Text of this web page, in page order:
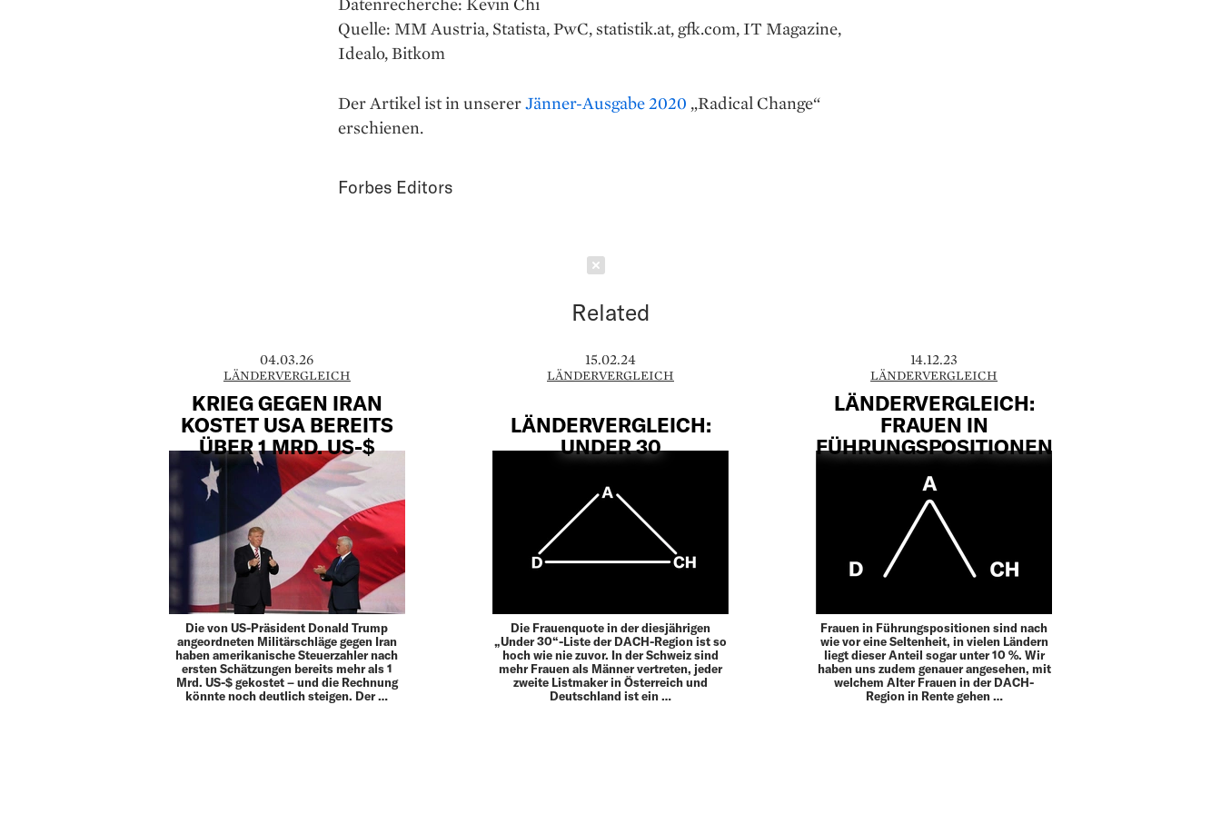
Quelle: MM Austria, Statista, PwC, statistik.at, gfk.com, IT Magazine,
Idealo, Bitkom
Der Artikel ist in unsererJänner-Ausgabe 2020 „Radical Change“
erschienen.
Forbes Editors
Related
04.03.26
LÄNDERVERGLEICH
KRIEG GEGEN IRAN
KOSTET USA BEREITS
ÜBER 1 MRD. US-$
Die von US-Präsident Donald Trump
angeordneten Militärschläge gegen Iran
haben amerikanische Steuerzahler nach
ersten Schätzungen bereits mehr als 1
Mrd. US-$ gekostet – und die Rechnung
könnte noch deutlich steigen. Der …
15.02.24
LÄNDERVERGLEICH
LÄNDERVERGLEICH:
UNDER 30
Die Frauenquote in der diesjährigen
„Under 30“-Liste der DACH-Region ist so
hoch wie nie zuvor. In der Schweiz sind
mehr Frauen als Männer vertreten, jeder
zweite Listmaker in Österreich und
Deutschland ist ein …
14.12.23
LÄNDERVERGLEICH
LÄNDERVERGLEICH:
FRAUEN IN
FÜHRUNGSPOSITIONEN
Frauen in Führungspositionen sind nach
wie vor eine Seltenheit, in vielen Ländern
liegt dieser Anteil sogar unter 10 %. Wir
haben uns zudem genauer angesehen, mit
welchem Alter Frauen in der DACH-
Region in Rente gehen …